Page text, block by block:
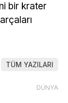
bir krater
TÜM YAZILARI
DÜNYA